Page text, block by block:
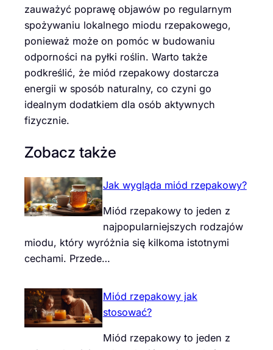
zauważyć poprawę objawów po regularnym
spożywaniu lokalnego miodu rzepakowego,
ponieważ może on pomóc w budowaniu
odporności na pyłki roślin. Warto także
podkreślić, że miód rzepakowy dostarcza
energii w sposób naturalny, co czyni go
idealnym dodatkiem dla osób aktywnych
fizycznie.
Zobacz także
Jak wygląda miód rzepakowy?
Miód rzepakowy to jeden z
najpopularniejszych rodzajów
miodu, który wyróżnia się kilkoma istotnymi
cechami. Przede…
Miód rzepakowy jak
stosować?
Miód rzepakowy to jeden z